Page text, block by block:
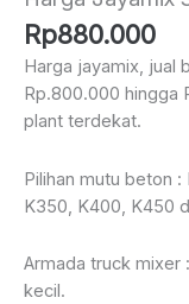
Rp880.000
Harga jayamix, jual
Rp.800.000 hingga
plant terdekat.
Pilihan mutu beton
K350, K400, K450
Armada truck mixer
kecil.